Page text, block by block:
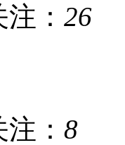
： 26
： 8